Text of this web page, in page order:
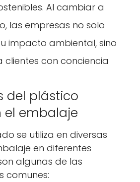
Al cambiar a
las empresas no solo
impacto ambiental, sino
con conciencia
del plástico
el embalaje
se utiliza en diversas
en diferentes
algunas de las
comunes: